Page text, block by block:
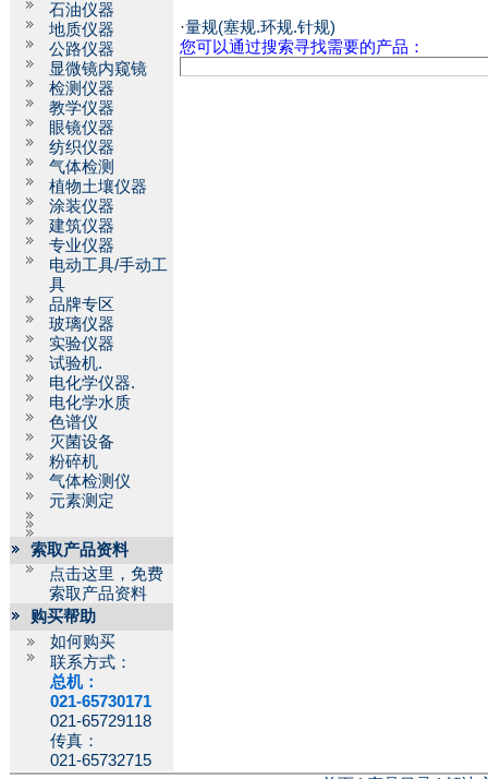
石油仪器
地质仪器
公路仪器
显微镜内窥镜
检测仪器
教学仪器
眼镜仪器
纺织仪器
气体检测
植物土壤仪器
涂装仪器
建筑仪器
专业仪器
电动工具/手动工
具
品牌专区
玻璃仪器
实验仪器
试验机.
电化学仪器.
电化学水质
色谱仪
灭菌设备
粉碎机
气体检测仪
元素测定
索取产品资料
点击这里，免费
索取产品资料
购买帮助
如何购买
联系方式：
总机：
021-65730171
021-65729118
传真：
021-65732715
·量规(塞规.环规.针规)
您可以通过搜索寻找需要的产品：